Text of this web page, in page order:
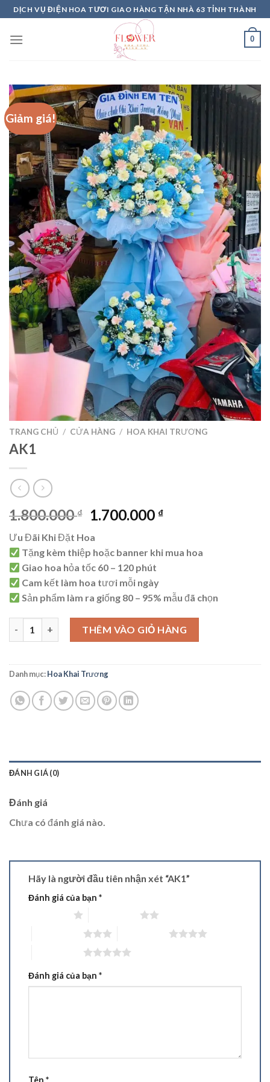
Skip
to
content
DỊCH VỤ ĐIỆN HOA TƯƠI GIAO HÀNG TẬN NHÀ 63 TỈNH THÀNH
0
Giảm giá!
TRANG CHỦ / CỬA HÀNG / HOA KHAI TRƯƠNG
AK1
1.800.000₫
Giá
là:
1.800.000 ₫.
1.700.000 ₫Giá
là:
Ưu Đãi Khi Đặt Hoa
Tặng kèm thiệp hoặc banner khi mua hoa
Giao hoa hỏa tốc 60 – 120 phút
Cam kết làm hoa tươi mỗi ngày
Sản phẩm làm ra giống 80 – 95% mẫu đã chọn
THÊM VÀO GIỎ HÀNG
Danh mục:Hoa Khai Trương
ĐÁNH GIÁ (0)
Đánh giá
Chưa có đánh giá nào.
Hãy là người đầu tiên nhận xét “AK1”
Đánh giá của bạn *
Đánh giá của bạn *
Tên *